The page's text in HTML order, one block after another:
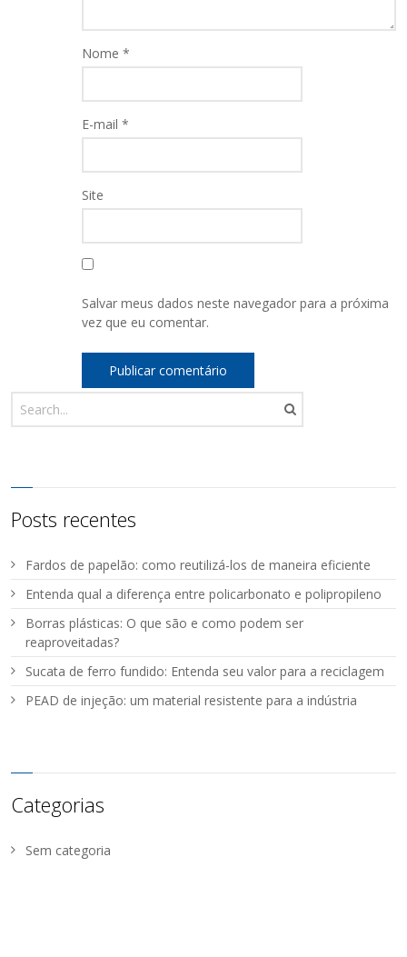
Nome*
E-mail*
Site
Salvar meus dados neste navegador para a próxima
vez que eu comentar.
Posts recentes
Fardos de papelão: como reutilizá-los de maneira eficiente
Entenda qual a diferença entre policarbonato e polipropileno
Borras plásticas: O que são e como podem ser
reaproveitadas?
Sucata de ferro fundido: Entenda seu valor para a reciclagem
PEAD de injeção: um material resistente para a indústria
Categorias
Sem categoria